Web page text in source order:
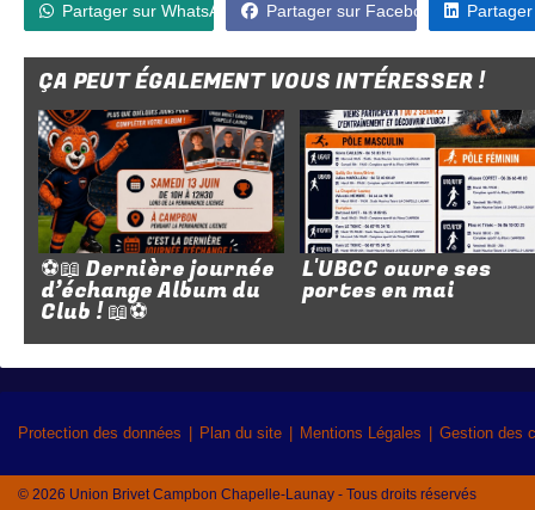
Partager sur WhatsApp Partager sur Facebook
ÇA PEUT ÉGALEMENT VOUS INTÉRESSER !
⚽📖 Dernière journée
d’échange Album du
Club ! 📖⚽
L'UBCC ouvre ses
portes en mai
Protection des données Plan du site Mentions Légales Gestion des
© 2026 Union Brivet Campbon Chapelle-Launay - Tous droits réservés